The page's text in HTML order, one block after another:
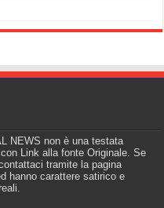
NEWS non è una testata
Link alla fonte Originale. Se
tramite la pagina
hanno carattere satirico e